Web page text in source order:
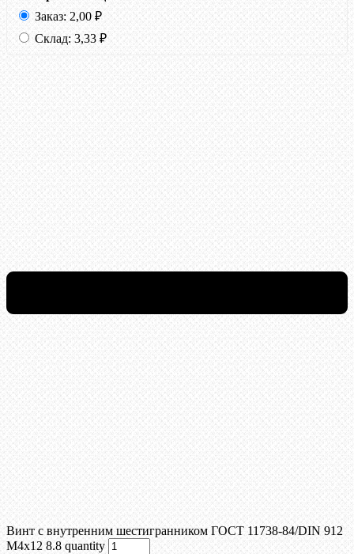
Заказ: 2,00 ₽
Склад: 3,33 ₽
Винт c внутренним шестигранником ГОСТ 11738-84/DIN 912
М4x12 8.8 quantity